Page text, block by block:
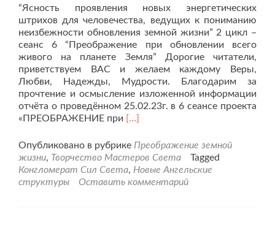
“Ясность проявления новых энергетических
штрихов для человечества, ведущих к пониманию
неизбежности обновления земной жизни” 2 цикл –
сеанс 6 “Преображение при обновлении всего
живого на планете Земля” Дорогие читатели,
приветствуем ВАС и желаем каждому Веры,
Любви, Надежды, Мудрости. Благодарим за
прочтение и осмысление изложенной информации
отчёта о проведённом 25.02.23г. в 6 сеансе проекта
«ПРЕОБРАЖЕНИЕ при Читать
проПреображение
земной
жизни
от
[…]
Опубликовано в рубрике Преображение земной
жизни, Творчество Мастеров Света
Tagged
Конгломерат Сил Света, Новые Ангельские
структуры
Оставить комментарий